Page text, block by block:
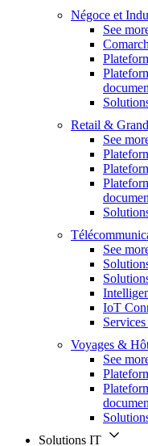
Négoce et
See
Retail &
See
See
IoT
Voyages &
See
Solutions IT